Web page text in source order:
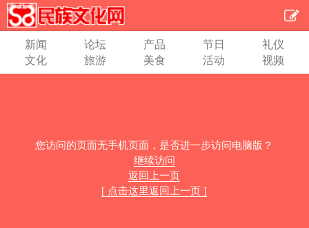
新闻 论坛 产品 节日
礼仪
文化
旅游 美食 活动 视频
您访问的页面无手机页面，是否进一步访问电脑版？
继续访问
返回上一页
[ 点击这里返回上一页 ]